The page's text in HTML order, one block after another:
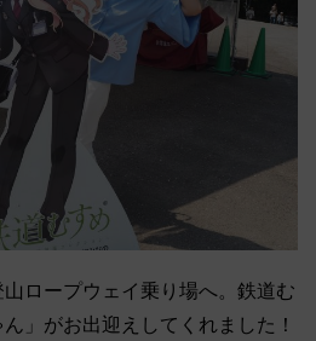
ロープウェイ乗り場へ。鉄道む
」がお出迎えしてくれました！